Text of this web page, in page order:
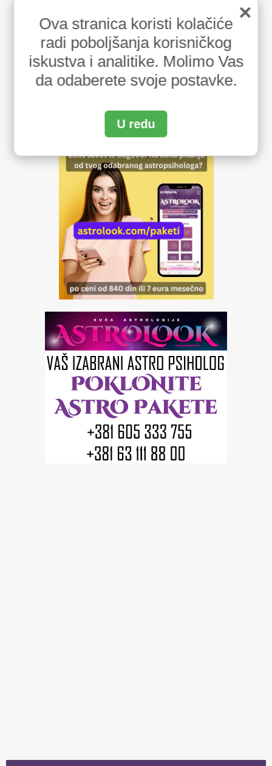
×
Ova stranica koristi kolačiće
radi poboljšanja korisničkog
iskustva i analitike. Molimo Vas
da odaberete svoje postavke.
U redu